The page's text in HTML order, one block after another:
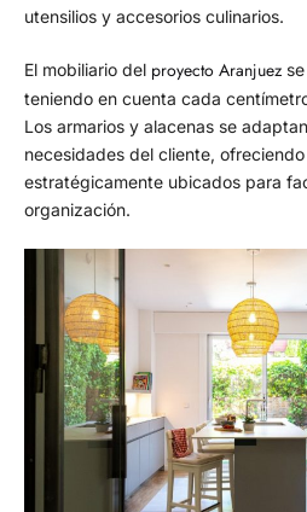
utensilios y accesorios culinarios.
El mobiliario del proyecto Aranjuez
teniendo en cuenta cada
Los armarios y alacenas se
necesidades del cliente,
estratégicamente ubicados para
organización.